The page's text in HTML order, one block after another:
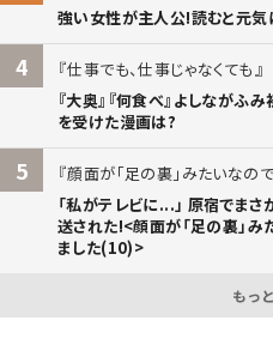
強い女性が主人公!読むと元気
4
仕事でも、仕事じゃなくても
『大奥』『何食べ』よしながふ
を受けた漫画は?
5
顔面が「足の裏」みたいなの
「私がテレビに...」 原宿でま
送された!<顔面が「足の裏」
ました(10)>
もっ